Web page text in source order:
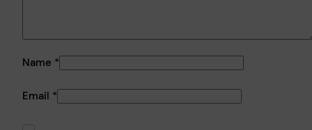
Name *
Email *